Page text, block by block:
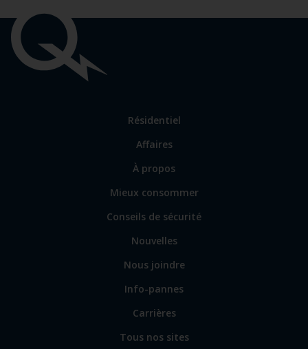
importants
Lien
les
principales
Résidentiel
Affaires
Lien
certains
sites
À propos
Mieux consommer
Conseils de sécurité
Nouvelles
Nous joindre
Info-pannes
Carrières
Tous nos sites